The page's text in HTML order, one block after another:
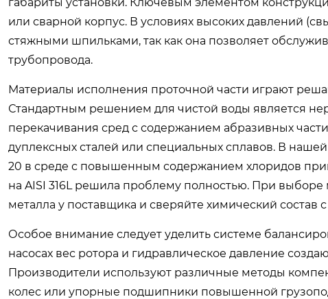
или сварной корпус. В условиях высоких давлений
стяжными шпильками, так как она позволяет
трубопровода.
Материалы исполнения проточной части играют
Стандартным решением для чистой воды является
перекачивания сред с содержанием абразивных
дуплексных сталей или специальных сплавов. В
20 в среде с повышенным содержанием хлоридов
на AISI 316L решила проблему полностью. При выборе
металла у поставщика и сверяйте химический состав
Особое внимание следует уделить системе
насосах вес ротора и гидравлическое давление
Производители используют различные методы
колес или упорные подшипники повышенной